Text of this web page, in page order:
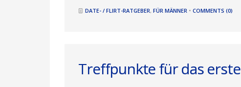
DATE- / FLIRT-RATGEBER,FÜR MÄNNER •COMMENTS (0)
Treffpunkte für das